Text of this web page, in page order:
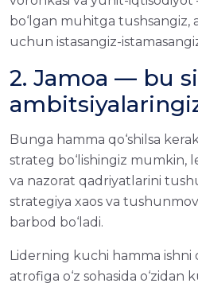
bo‘lgan muhitgа tushsangiz,
uchun istasangiz-
2. Jamoa — bu
Bungа hamma qo‘shilsа
strateg bo‘lishingiz mumkin,
va nazorat qadriyatlarini
strategiya xaos va
barbod bo‘ladi.
Liderning kuchi hamma ishni
atrofigа o‘z sohasida o‘zidan